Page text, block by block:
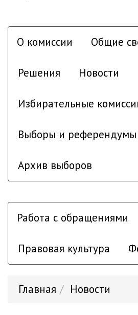
О комиссии Общие
Решения Новости
Избирательные
Выборы и референдумы
Архив выборов
Работа с обращениями
Правовая культура
Главная Новости